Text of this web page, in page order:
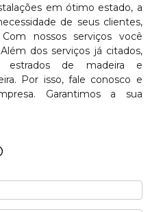
em ótimo estado, a
de seus clientes,
nossos serviços você
dos serviços já citados,
estrados de madeira e
Por isso, fale conosco e
Garantimos a sua